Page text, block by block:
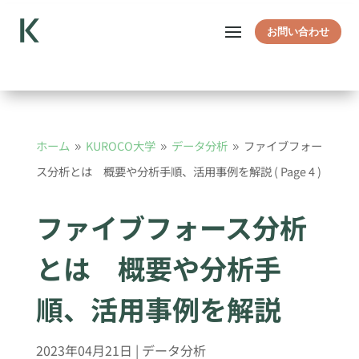
お問い合わせ
ホーム 9 KUROCO大学 9 データ分析 9 ファイブフォー
ス分析とは 概要や分析手順、活用事例を解説( Page 4 )
ファイブフォース分析
とは 概要や分析手
順、活用事例を解説
2023年04月21日 | データ分析